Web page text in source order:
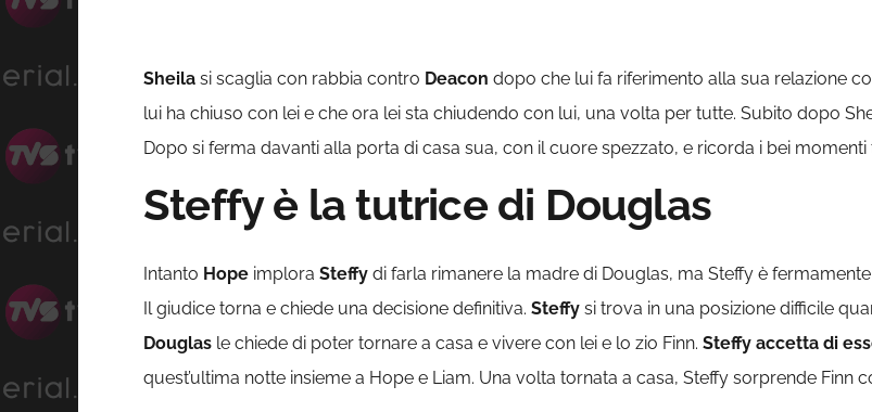
Sheila si scaglia con rabbia contro Deacon dopo che lui fa riferimento alla sua relazione
lui ha chiuso con lei e che ora lei sta chiudendo con lui, una volta per tutte. Subito dopo
Dopo si ferma davanti alla porta di casa sua, con il cuore spezzato, e ricorda i bei momenti
Steffy è la tutrice di Douglas
Intanto Hope implora Steffy di farla rimanere la madre di Douglas, ma Steffy è
Il giudice torna e chiede una decisione definitiva. Steffy si trova in una posizione difficile
Douglas le chiede di poter tornare a casa e vivere con lei e lo zio Finn. Steffy accetta di
quest’ultima notte insieme a Hope e Liam. Una volta tornata a casa, Steffy sorprende Finn